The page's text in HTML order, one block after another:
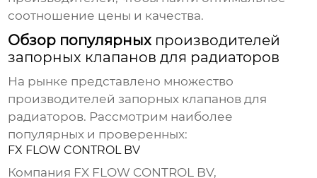
соотношение цены и качества.
Обзор популярных производителей
запорных клапанов для радиаторов
На рынке представлено множество
производителей запорных клапанов для
радиаторов. Рассмотрим наиболее
популярных и проверенных:
FX FLOW CONTROL BV
Компания FX FLOW CONTROL BV,